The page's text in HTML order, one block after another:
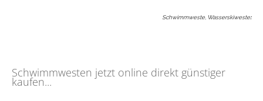
Schwimmweste, Wasserskiweste:
Schwimmwesten jetzt online direkt günstiger
kaufen...